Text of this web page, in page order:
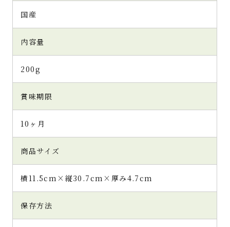
国産
内容量
200g
賞味期限
10ヶ月
商品サイズ
横11.5cm×縦30.7cm×厚み4.7cm
保存方法